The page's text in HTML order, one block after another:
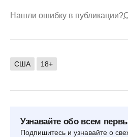
Нашли ошибку в публикации?
США 18+
Узнавайте обо всем
Подпишитесь и узнавайте о